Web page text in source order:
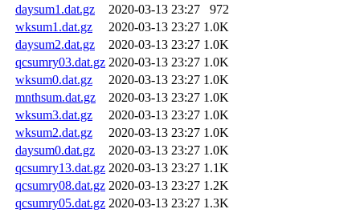
daysum1.dat.gz
2020-03-13 23:27
972
wksum1.dat.gz
2020-03-13 23:27 1.0K
daysum2.dat.gz
2020-03-13 23:27 1.0K
qcsumry03.dat.gz 2020-03-13 23:27 1.0K
wksum0.dat.gz
2020-03-13 23:27 1.0K
mnthsum.dat.gz
2020-03-13 23:27 1.0K
wksum3.dat.gz
2020-03-13 23:27 1.0K
wksum2.dat.gz
2020-03-13 23:27 1.0K
daysum0.dat.gz
2020-03-13 23:27 1.0K
qcsumry13.dat.gz 2020-03-13 23:27 1.1K
qcsumry08.dat.gz 2020-03-13 23:27 1.2K
qcsumry05.dat.gz 2020-03-13 23:27 1.3K